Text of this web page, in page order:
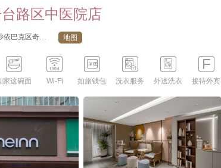
路区中医院店
中学和雅安公寓旁，福兰德酒店对面，三桥西头) 地图

家这碗面

Wi-Fi

如旅钱包

洗衣服务

外送洗衣

接待外宾